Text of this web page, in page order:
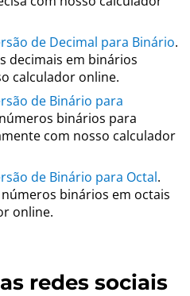
de Decimal para Binário.
decimais em binários
calculador online.
de Binário para
binários para
com nosso calculador
de Binário para Octal.
binários em octais
online.
redes sociais